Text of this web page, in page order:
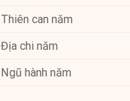
Thiên can năm
Địa chi năm
Ngũ hành năm